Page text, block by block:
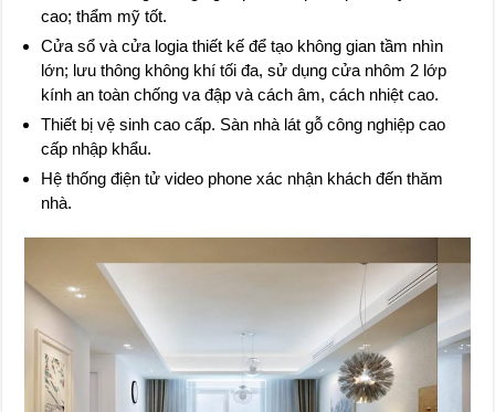
cao; thẩm mỹ tốt.
Cửa sổ và cửa logia thiết kế để tạo không gian tầm nhìn
lớn; lưu thông không khí tối đa, sử dụng cửa nhôm 2 lớp
kính an toàn chống va đập và cách âm, cách nhiệt cao.
Thiết bị vệ sinh cao cấp. Sàn nhà lát gỗ công nghiệp cao
cấp nhập khẩu.
Hệ thống điện tử video phone xác nhận khách đến thăm
nhà.